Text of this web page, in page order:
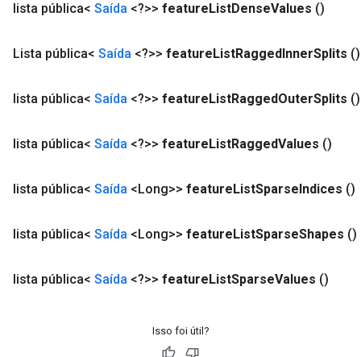
lista pública< Saída <?>> featureListDenseValues ​​()
Lista pública< Saída <?>> featureListRaggedInnerSplits ()
lista pública< Saída <?>> featureListRaggedOuterSplits ()
lista pública< Saída <?>> featureListRaggedValues ​​()
lista pública< Saída <Long>> featureListSparseIndices ()
lista pública< Saída <Long>> featureListSparseShapes ()
lista pública< Saída <?>> featureListSparseValues ()
Isso foi útil?